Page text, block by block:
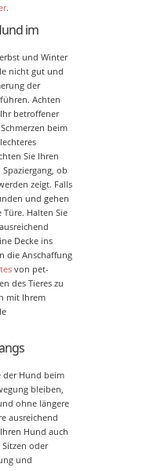
.
im
und Winter
nicht gut und
der
Achten
betroffener
beim
Sie Ihren
ob
zeigt. Falls
und gehen
Halten Sie
Decke ins
die Anschaffung
von pet-
des Tieres zu
mit Ihrem
der Hund beim
bleiben,
ohne längere
ausreichend
Hund auch
oder
und